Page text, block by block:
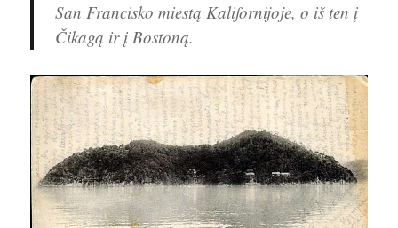
San Francisko miestą Kalifornijoje, o iš ten į
Čikagą ir į Bostoną.